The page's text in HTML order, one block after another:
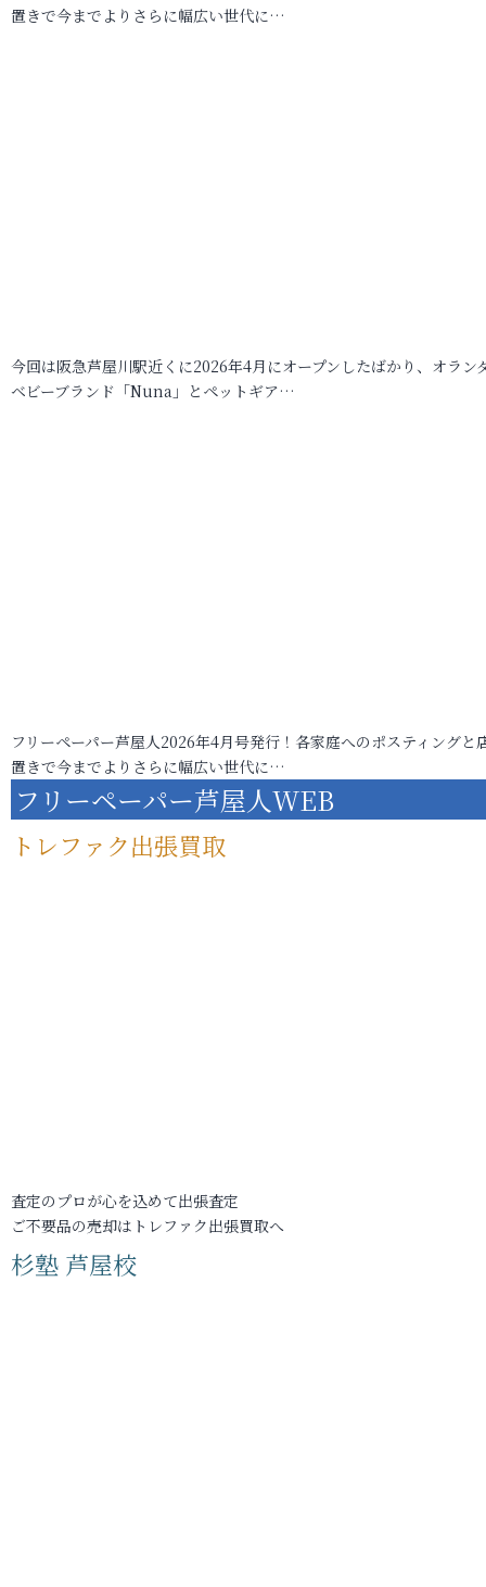
置きで今までよりさらに幅広い世代に…
今回は阪急芦屋川駅近くに2026年4月にオープンしたばかり、オラン
ベビーブランド「Nuna」とペットギア…
フリーペーパー芦屋人2026年4月号発行！各家庭へのポスティングと
置きで今までよりさらに幅広い世代に…
フリーペーパー芦屋人WEB
トレファク出張買取
査定のプロが心を込めて出張査定
ご不要品の売却はトレファク出張買取へ
杉塾 芦屋校